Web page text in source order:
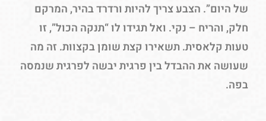
של היום”. הצבע צריך להיות ורדרד בהיר, המרקם
חלק, והריח – נקי. ואל תגידו לו “תנקה הכול”, זו
טעות קלאסית. תשאירו קצת שומן בקצוות. זה מה
שעושה את ההבדל בין פרגית יבשה לפרגית שנמסה
בפה.